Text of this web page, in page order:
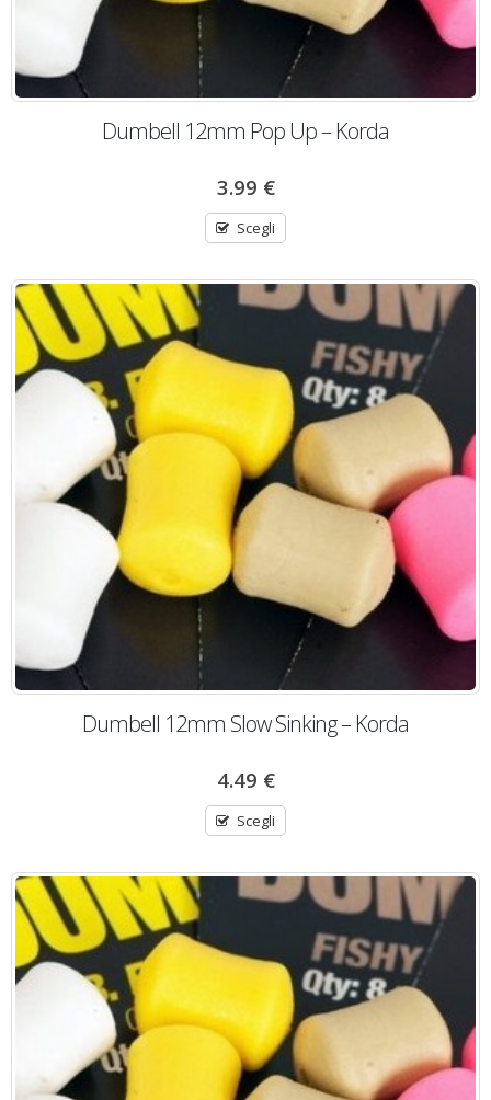
Dumbell 12mm Pop Up – Korda
3.99 €
Scegli
Dumbell 12mm Slow Sinking – Korda
4.49 €
Scegli